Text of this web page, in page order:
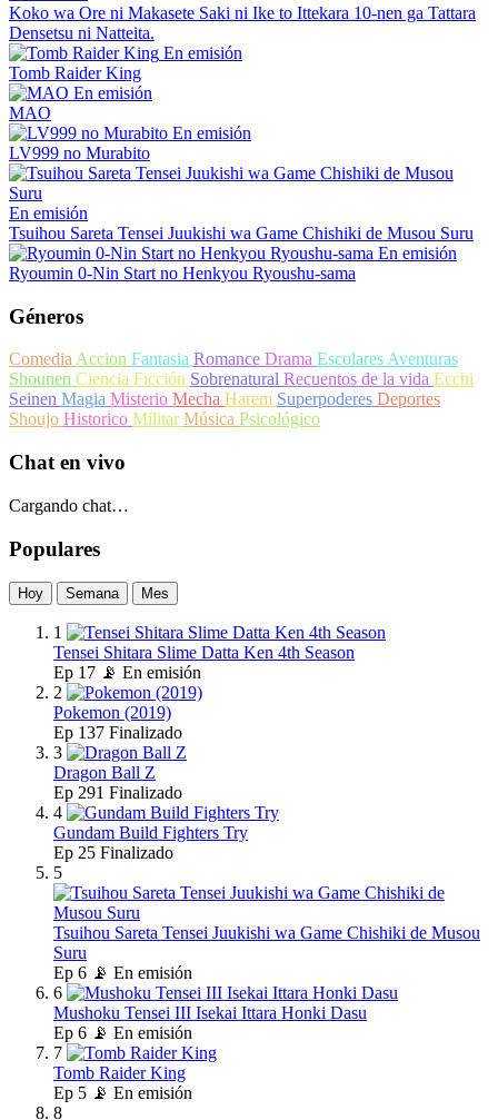
Koko wa Ore ni Makasete Saki ni Ike to Ittekara 10-nen ga Tattara
Densetsu ni Natteita.
En emisión
Tomb Raider King
En emisión
MAO
En emisión
LV999 no Murabito
En emisión
Tsuihou Sareta Tensei Juukishi wa Game Chishiki de Musou Suru
En emisión
Ryoumin 0-Nin Start no Henkyou Ryoushu-sama
Géneros
ComediaAccion Fantasia Romance Drama EscolaresAventuras
Shounen Ciencia Ficción Sobrenatural Recuentos de la vida Ecchi
Seinen Magia Misterio Mecha Harem Superpoderes Deportes
Shoujo Historico MilitarMúsica Psicológico
Chat en vivo
Cargando chat…
Populares
Hoy Semana Mes
1
Tensei Shitara Slime Datta Ken 4th Season
Ep 17 📡 En emisión
2
Pokemon (2019)
Ep 137 Finalizado
3
Dragon Ball Z
Ep 291 Finalizado
4
Gundam Build Fighters Try
Ep 25 Finalizado
5
Tsuihou Sareta Tensei Juukishi wa Game Chishiki de Musou
Suru
Ep 6 📡 En emisión
6
Mushoku Tensei III Isekai Ittara Honki Dasu
Ep 6 📡 En emisión
7
Tomb Raider King
Ep 5 📡 En emisión
8